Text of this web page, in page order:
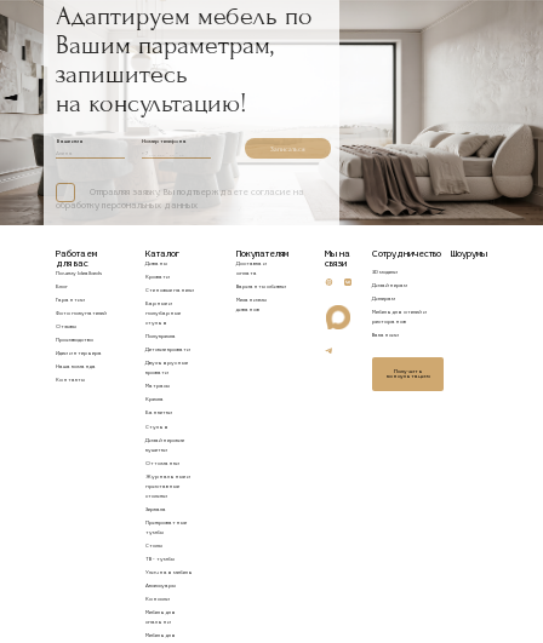
Адаптируем мебель по
Вашим параметрам,
запишитесь
на консультацию!
Ваше имя Номер телефона
Записаться
Отправляя заявку, Вы подтверждаете согласие на
обработку персональных данных
Работаем
для вас
Почему Idealbeds
Блог
Гарантии
Фото покупателей
Отзывы
Производство
Идеи интерьера
Наша команда
Контакты
Каталог
Диваны
Кровати
Стеновые панели
Барные и
полубарные
стулья
Полукресла
Детские кровати
Двухъярусные
кровати
Матрасы
Кресла
Банкетки
Стулья
Дизайнерские
кушетки
Оттоманки
Журнальные и
приставные
столики
Зеркала
Прикроватные
тумбы
Столы
ТВ - тумбы
Уличная мебель
Аксессуары
Консоли
Мебель для
спальни
Мебель для
Покупателям
Доставка и
оплата
Варианты обивки
Механизмы
диванов
Мы на
связи
Сотрудничество
3D модели
Дизайнерам
Дилерам
Мебель для отелей и
ресторанов
Вакансии
Получить
консультацию
Шоурумы